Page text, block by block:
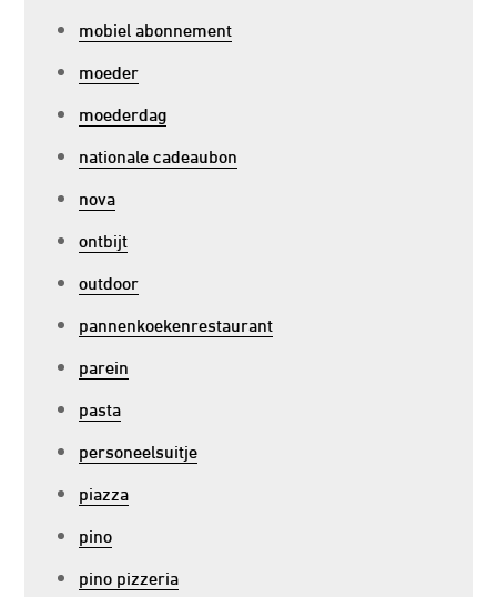
mobiel abonnement
moeder
moederdag
nationale cadeaubon
nova
ontbijt
outdoor
pannenkoekenrestaurant
parein
pasta
personeelsuitje
piazza
pino
pino pizzeria